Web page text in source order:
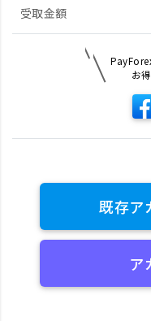
受取金額
お
既存ア
ア